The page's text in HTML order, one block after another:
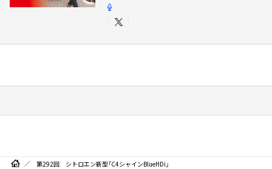
第292回 シトロエン新型「C4シャインBlueHDi」